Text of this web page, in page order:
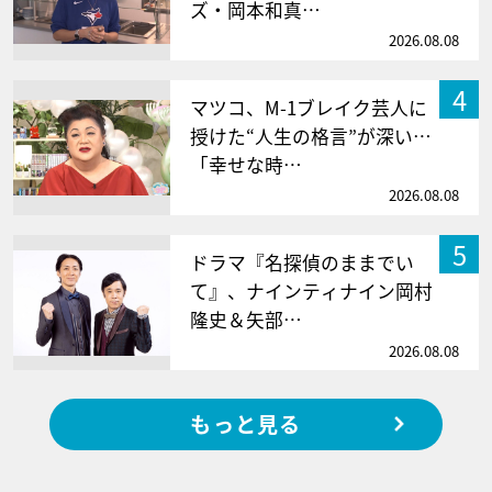
ズ・岡本和真…
2026.08.08
4
マツコ、M-1ブレイク芸人に
授けた“人生の格言”が深い…
「幸せな時…
2026.08.08
5
ドラマ『名探偵のままでい
て』、ナインティナイン岡村
隆史＆矢部…
2026.08.08
もっと見る